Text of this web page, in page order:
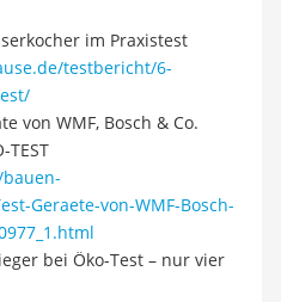
im Praxistest
testbericht/6-
von WMF, Bosch & Co.
TEST
Geraete-von-WMF-Bosch-
bei Öko-Test – nur vier